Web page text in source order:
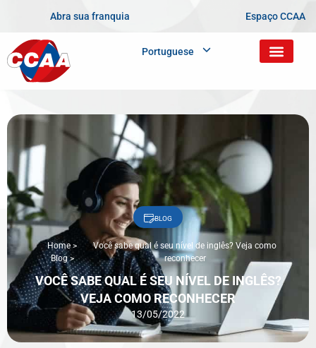
Abra sua franquia Espaço CCAA
Portuguese
BLOG
Home >
Blog>
Você sabe qual é seu nível de inglês? Veja como
reconhecer
VOCÊ SABE QUAL É SEU NÍVEL DE INGLÊS?
VEJA COMO RECONHECER
13/05/2022